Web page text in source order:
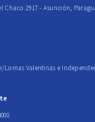
Chaco 2917 - Asunción,
Lomas Valentinas e